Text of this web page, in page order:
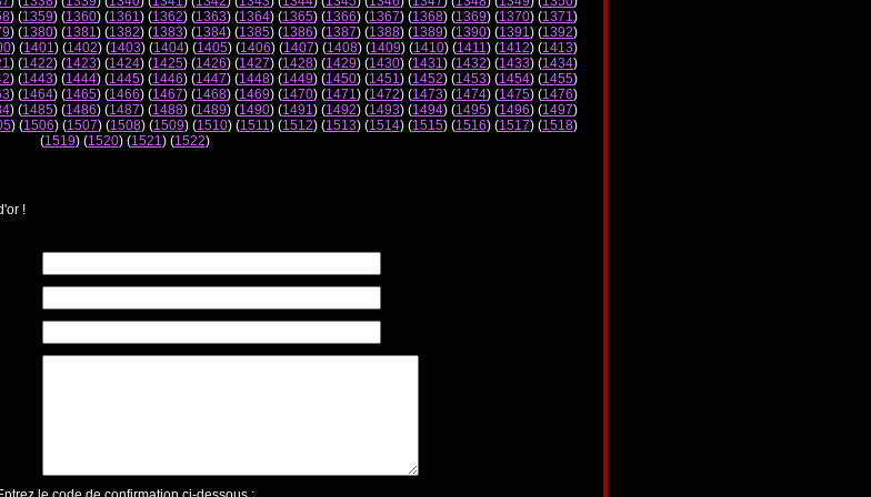
) (1359) (1360) (1361) (1362) (1363) (1364) (1365) (1366) (1367) (1368) (1369) (1370) (1371)
) (1380) (1381) (1382) (1383) (1384) (1385) (1386) (1387) (1388) (1389) (1390) (1391) (1392)
) (1401) (1402) (1403) (1404) (1405) (1406) (1407) (1408) (1409) (1410) (1411) (1412) (1413)
) (1422) (1423) (1424) (1425) (1426) (1427) (1428) (1429) (1430) (1431) (1432) (1433) (1434)
) (1443) (1444) (1445) (1446) (1447) (1448) (1449) (1450) (1451) (1452) (1453) (1454) (1455)
) (1464) (1465) (1466) (1467) (1468) (1469) (1470) (1471) (1472) (1473) (1474) (1475) (1476)
) (1485) (1486) (1487) (1488) (1489) (1490) (1491) (1492) (1493) (1494) (1495) (1496) (1497)
) (1506) (1507) (1508) (1509) (1510) (1511) (1512) (1513) (1514) (1515) (1516) (1517) (1518)
(1519) (1520) (1521) (1522)
!